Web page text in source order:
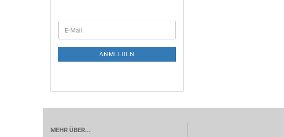
ANMELDEN
MEHR ÜBER...